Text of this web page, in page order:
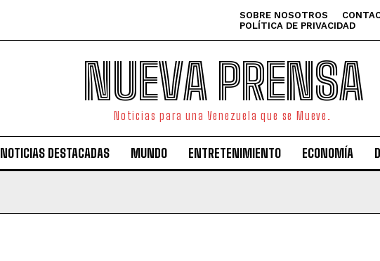
SOBRE NOSOTROS
POLÍTICA DE PRIVACIDAD
NUEVA PRENSA
Noticias para una Venezuela que se Mueve.
NOTICIAS DESTACADAS MUNDO ENTRETENIMIENTO ECONOMÍA